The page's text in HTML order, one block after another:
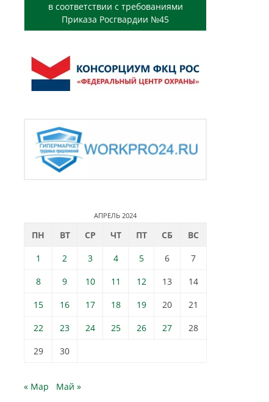
в соответствии с требованиями
Приказа Росгвардии №45
АПРЕЛЬ 2024
ПН ВТ СР ЧТ ПТ СБ
ВС
1
2 3 4 5 6
7
8
9 10 11 12 13
14
15
16 17 18 19 20
21
22
23 24 25 26 27
28
29
30
« Мар Май »